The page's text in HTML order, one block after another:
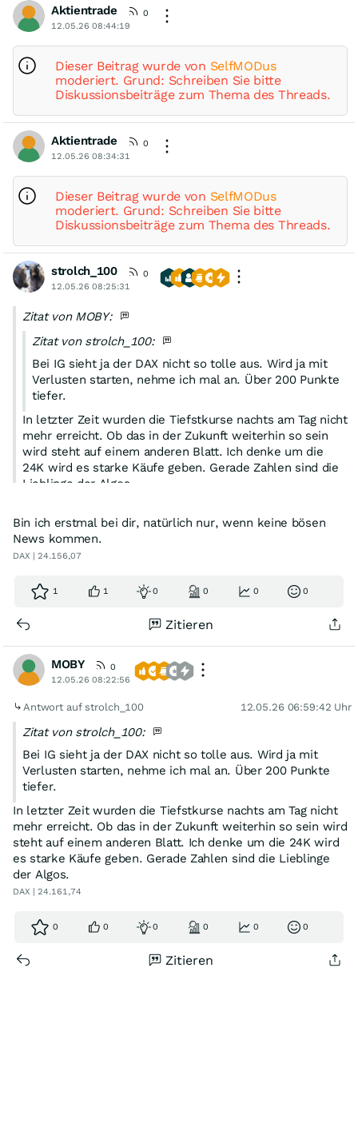
Aktientrade
0
12.05.26 08:44:19
Dieser Beitrag wurde von SelfMODus
moderiert. Grund: Schreiben Sie bitte
Diskussionsbeiträge zum Thema des Threads.
Aktientrade
0
12.05.26 08:34:31
Dieser Beitrag wurde von SelfMODus
moderiert. Grund: Schreiben Sie bitte
Diskussionsbeiträge zum Thema des Threads.
strolch_100
0
12.05.26 08:25:31
Zitat von MOBY:
Zitat von strolch_100:
Bei IG sieht ja der DAX nicht so tolle aus. Wird ja mit
Verlusten starten, nehme ich mal an. Über 200 Punkte
tiefer.
In letzter Zeit wurden die Tiefstkurse nachts am Tag nicht
mehr erreicht. Ob das in der Zukunft weiterhin so sein
wird steht auf einem anderen Blatt. Ich denke um die
24K wird es starke Käufe geben. Gerade Zahlen sind die
Lieblinge der Algos.
Bin ich erstmal bei dir, natürlich nur, wenn keine bösen
News kommen.
DAX | 24.156,07
1 1 0 0 0 0
Zitieren
MOBY
0
12.05.26 08:22:56
Antwort auf strolch_100 12.05.26 06:59:42 Uhr
Zitat von strolch_100:
Bei IG sieht ja der DAX nicht so tolle aus. Wird ja mit
Verlusten starten, nehme ich mal an. Über 200 Punkte
tiefer.
In letzter Zeit wurden die Tiefstkurse nachts am Tag nicht
mehr erreicht. Ob das in der Zukunft weiterhin so sein wird
steht auf einem anderen Blatt. Ich denke um die 24K wird
es starke Käufe geben. Gerade Zahlen sind die Lieblinge
der Algos.
DAX | 24.161,74
0 0 0 0 0 0
Zitieren